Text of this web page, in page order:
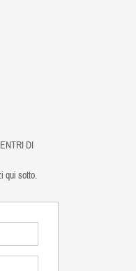
DI
qui sotto.